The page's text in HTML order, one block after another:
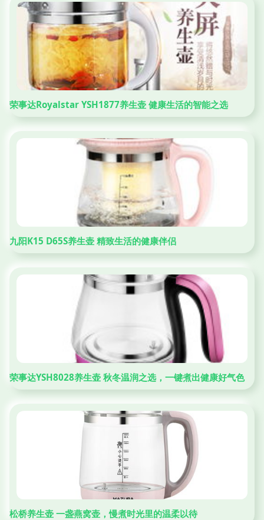
荣事达Royalstar YSH1877养生壶 健康生活的智能之选
九阳K15 D65S养生壶 精致生活的健康伴侣
荣事达YSH8028养生壶 秋冬温润之选，一键煮出健康好气色
松桥养生壶 一盏燕窝壶，慢煮时光里的温柔以待